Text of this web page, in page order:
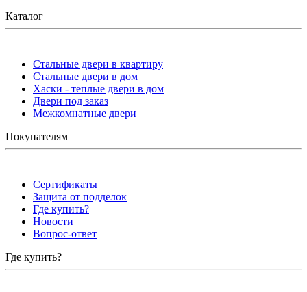
Каталог
Стальные двери в квартиру
Стальные двери в дом
Хаски - теплые двери в дом
Двери под заказ
Межкомнатные двери
Покупателям
Сертификаты
Защита от подделок
Где купить?
Новости
Вопрос-ответ
Где купить?